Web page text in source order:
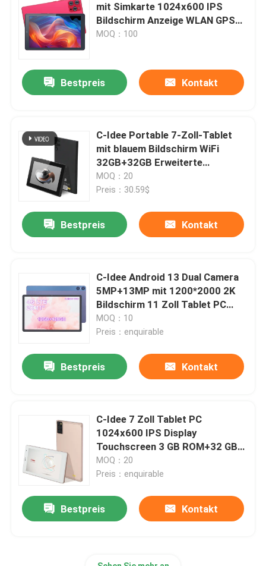
Startseite
Produkte
mit Simkarte 1024x600 IPS
Bildschirm Anzeige WLAN GPS
für Jugendliche Student CM915
MOQ：100
Bestpreis Kontakt
C-Idee Portable 7-Zoll-Tablet
mit blauem Bildschirm WiFi
32GB+32GB Erweiterte
Doppelkamera zum Geschenk
CM522 Schwarz
MOQ：20
Preis：30.59$
Bestpreis Kontakt
C-Idee Android 13 Dual Camera
5MP+13MP mit 1200*2000 2K
Bildschirm 11 Zoll Tablet PC
P100
MOQ：10
Preis：enquirable
Bestpreis Kontakt
C-Idee 7 Zoll Tablet PC
1024x600 IPS Display
Touchscreen 3 GB ROM+32 GB
RAM Vier-Kern-Prozessor
Responsive CM520
MOQ：20
Preis：enquirable
Bestpreis Kontakt